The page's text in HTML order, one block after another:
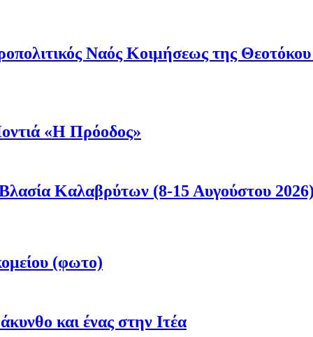
Ναός Κοιμήσεως της
«Η Πρόοδος»
Καλαβρύτων (8-15 Αυγούστου 2026)
(φωτο)
και ένας στην Ιτέα